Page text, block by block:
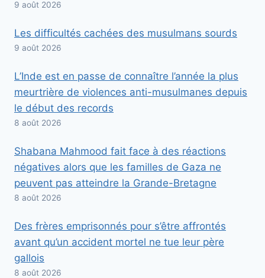
9 août 2026
Les difficultés cachées des musulmans sourds
9 août 2026
L’Inde est en passe de connaître l’année la plus
meurtrière de violences anti-musulmanes depuis
le début des records
8 août 2026
Shabana Mahmood fait face à des réactions
négatives alors que les familles de Gaza ne
peuvent pas atteindre la Grande-Bretagne
8 août 2026
Des frères emprisonnés pour s’être affrontés
avant qu’un accident mortel ne tue leur père
gallois
8 août 2026